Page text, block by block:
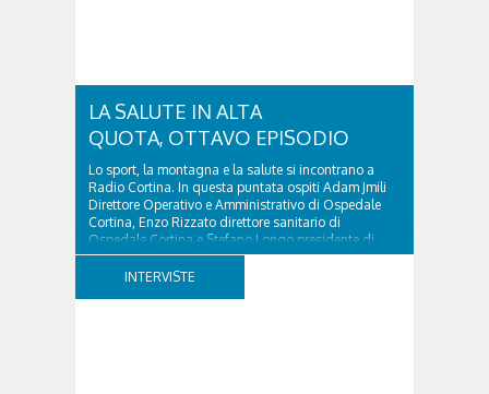
LA SALUTE IN ALTA
QUOTA, OTTAVO EPISODIO
Lo sport, la montagna e la salute si incontrano a
Radio Cortina. In questa puntata ospiti Adam Jmili
Direttore Operativo e Amministrativo di Ospedale
Cortina, Enzo Rizzato direttore sanitario di
Ospedale Cortina e Stefano Longo presidente di
Fondazione Cortina. GVM Care & Research –...
INTERVISTE